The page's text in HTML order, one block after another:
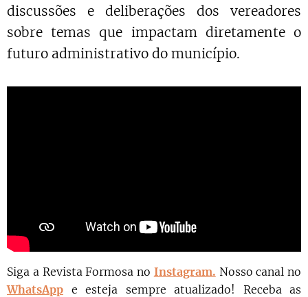
discussões e deliberações dos vereadores
sobre temas que impactam diretamente o
futuro administrativo do município.
Siga a Revista Formosa no Instagram. Nosso canal no
WhatsApp e esteja sempre atualizado! Receba as